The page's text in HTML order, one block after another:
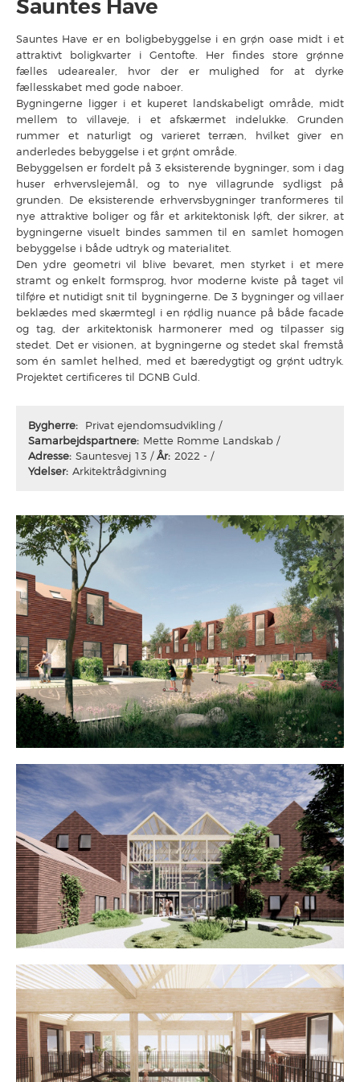
Sauntes Have
Sauntes Have er en boligbebyggelse i en grøn oase midt i et
attraktivt boligkvarter i Gentofte. Her findes store grønne
fælles udearealer, hvor der er mulighed for at dyrke
fællesskabet med gode naboer.
Bygningerne ligger i et kuperet landskabeligt område, midt
mellem to villaveje, i et afskærmet indelukke. Grunden
rummer et naturligt og varieret terræn, hvilket giver en
anderledes bebyggelse i et grønt område.
Bebyggelsen er fordelt på 3 eksisterende bygninger, som i dag
huser erhvervslejemål, og to nye villagrunde sydligst på
grunden. De eksisterende erhvervsbygninger tranformeres til
nye attraktive boliger og får et arkitektonisk løft, der sikrer, at
bygningerne visuelt bindes sammen til en samlet homogen
bebyggelse i både udtryk og materialitet.
Den ydre geometri vil blive bevaret, men styrket i et mere
stramt og enkelt formsprog, hvor moderne kviste på taget vil
tilføre et nutidigt snit til bygningerne. De 3 bygninger og villaer
beklædes med skærmtegl i en rødlig nuance på både facade
og tag, der arkitektonisk harmonerer med og tilpasser sig
stedet. Det er visionen, at bygningerne og stedet skal fremstå
som én samlet helhed, med et bæredygtigt og grønt udtryk.
Projektet certificeres til DGNB Guld.
Bygherre:
Privat ejendomsudvikling
Samarbejdspartnere: Mette Romme Landskab
Adresse: Sauntesvej 13 År: 2022 -
Ydelser: Arkitektrådgivning